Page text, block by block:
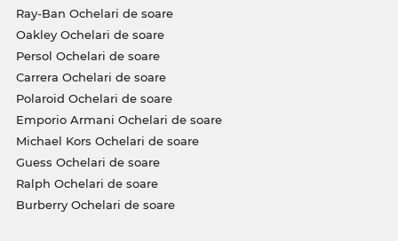
Ray-Ban Ochelari de soare
Oakley Ochelari de soare
Persol Ochelari de soare
Carrera Ochelari de soare
Polaroid Ochelari de soare
Emporio Armani Ochelari de soare
Michael Kors Ochelari de soare
Guess Ochelari de soare
Ralph Ochelari de soare
Burberry Ochelari de soare